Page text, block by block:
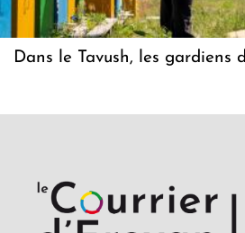
Dans le Tavush, les gardiens